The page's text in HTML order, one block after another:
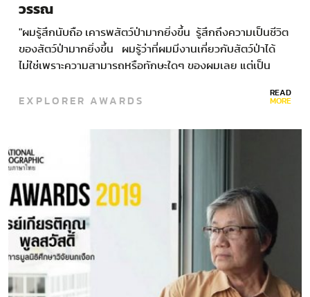
วรรณ
"ผมรู้สึกนับถือ เคารพสัตว์ป่ามากยิ่งขึ้น รู้สึกถึงความเป็นชีวิต
ของสัตว์ป่ามากยิ่งขึ้น ผมรู้ว่าที่ผมมีงานเกี่ยวกับสัตว์ป่าได้
ไม่ใช่เพราะความสามารถหรือทักษะใดๆ ของผมเลย แต่เป็น
EXPLORER AWARDS READ
MORE